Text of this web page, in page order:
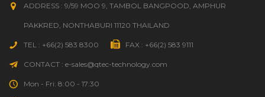
ADDRESS : 9/59 MOO 9, TAMBOL BANGPOOD, AMPHUR
PAKKRED, NONTHABURI 11120 THAILAND
TEL : +66(2) 583 8300 FAX : +66(2) 583 9111
CONTACT : e-sales@qtec-technology.com
Mon - Fri: 8:00 - 17:30